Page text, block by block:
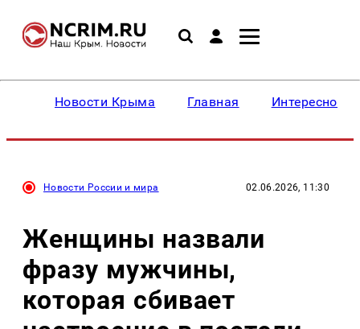
Новости Крыма Главная Интересное
Новости России и мира 02.06.2026, 11:30
Женщины назвали
фразу мужчины,
которая сбивает